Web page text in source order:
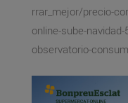
rrar_mejor/precio-
online-sube-
observatorio-